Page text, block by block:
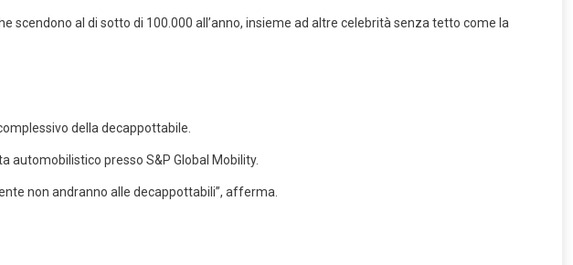
scendono al di sotto di 100.000 all’anno, insieme ad altre celebrità senza tetto come la
della decappottabile.
automobilistico presso S&P Global Mobility.
non andranno alle decappottabili”, afferma.